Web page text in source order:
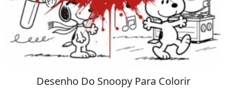
Stitch para Colorir